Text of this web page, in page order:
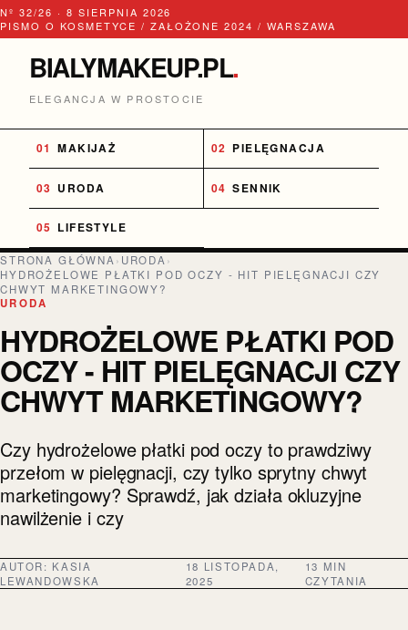
Nº 32/26 · 8 SIERPNIA 2026
PISMO O KOSMETYCE / ZAŁOŻONE 2024 / WARSZAWA
BIALYMAKEUP.PL.
ELEGANCJA W PROSTOCIE
MAKIJAŻ PIELĘGNACJA
URODA SENNIK
LIFESTYLE
STRONA GŁÓWNA› URODA›
HYDROŻELOWE PŁATKI POD OCZY - HIT PIELĘGNACJI CZY
CHWYT MARKETINGOWY?
URODA
HYDROŻELOWE PŁATKI POD
OCZY - HIT PIELĘGNACJI CZY
CHWYT MARKETINGOWY?
Czy hydrożelowe płatki pod oczy to prawdziwy
przełom w pielęgnacji, czy tylko sprytny chwyt
marketingowy? Sprawdź, jak działa okluzyjne
nawilżenie i czy
AUTOR: KASIA
LEWANDOWSKA
18 LISTOPADA,
2025
13 MIN
CZYTANIA